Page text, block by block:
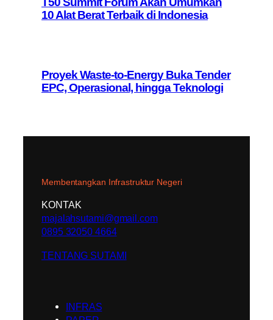
10 Alat Berat Terbaik di Indonesia
Proyek Waste-to-Energy Buka Tender
EPC, Operasional, hingga Teknologi
Membentangkan Infrastruktur Negeri
KONTAK
majalahsutami@gmail.com
0895 32050 4664
TENTANG SUTAMI
INFRAS